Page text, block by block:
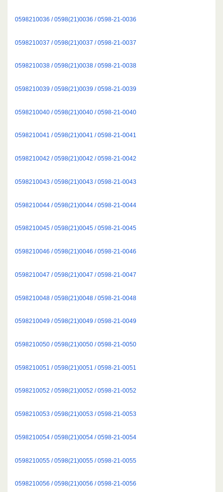
0598210036 / 0598(21)0036 / 0598-21-0036
0598210037 / 0598(21)0037 / 0598-21-0037
0598210038 / 0598(21)0038 / 0598-21-0038
0598210039 / 0598(21)0039 / 0598-21-0039
0598210040 / 0598(21)0040 / 0598-21-0040
0598210041 / 0598(21)0041 / 0598-21-0041
0598210042 / 0598(21)0042 / 0598-21-0042
0598210043 / 0598(21)0043 / 0598-21-0043
0598210044 / 0598(21)0044 / 0598-21-0044
0598210045 / 0598(21)0045 / 0598-21-0045
0598210046 / 0598(21)0046 / 0598-21-0046
0598210047 / 0598(21)0047 / 0598-21-0047
0598210048 / 0598(21)0048 / 0598-21-0048
0598210049 / 0598(21)0049 / 0598-21-0049
0598210050 / 0598(21)0050 / 0598-21-0050
0598210051 / 0598(21)0051 / 0598-21-0051
0598210052 / 0598(21)0052 / 0598-21-0052
0598210053 / 0598(21)0053 / 0598-21-0053
0598210054 / 0598(21)0054 / 0598-21-0054
0598210055 / 0598(21)0055 / 0598-21-0055
0598210056 / 0598(21)0056 / 0598-21-0056